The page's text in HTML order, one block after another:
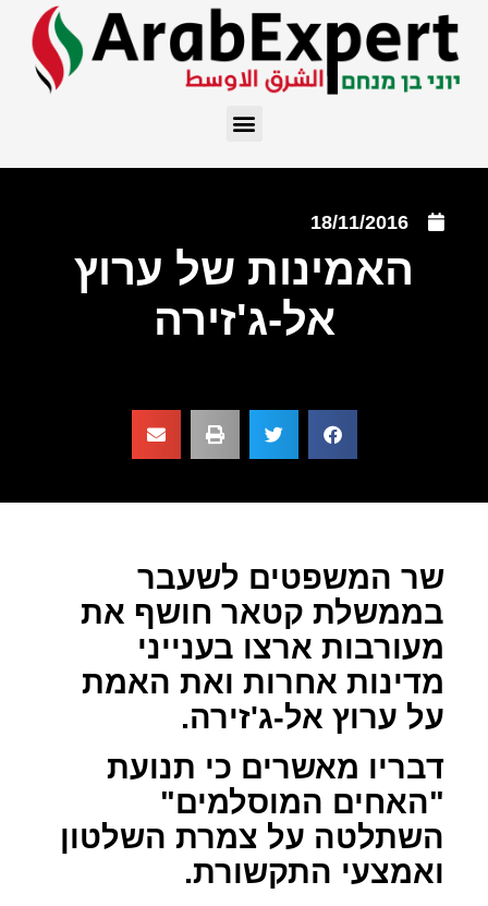
18/11/2016
האמינות של ערוץ
אל-ג'זירה
שר המשפטים לשעבר
בממשלת קטאר חושף את
מעורבות ארצו בענייני
מדינות אחרות ואת האמת
על ערוץ אל-ג'זירה.
דבריו מאשרים כי תנועת
"האחים המוסלמים"
השתלטה על צמרת השלטון
ואמצעי התקשורת.